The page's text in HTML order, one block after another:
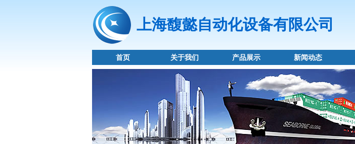
上海馥懿自动化设备有限公司
首页 关于我们 产品展示 新闻动态